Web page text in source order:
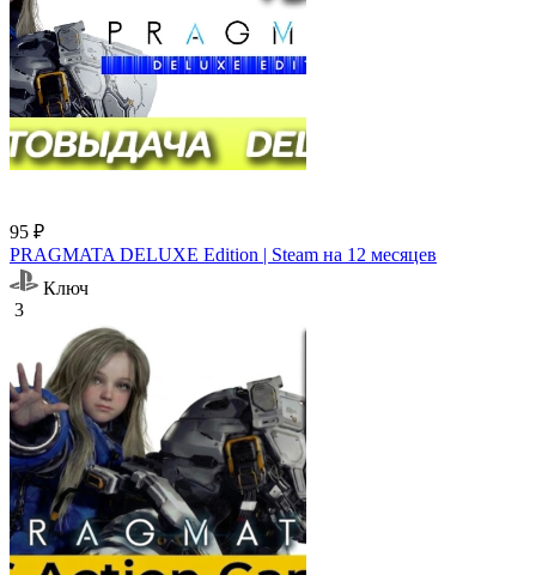
95 ₽
PRAGMATA DELUXE Edition | Steam на 12 месяцев
Ключ
3